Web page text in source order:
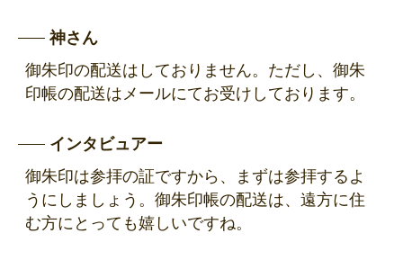
神さん
御朱印の配送はしておりません。ただし、御朱
印帳の配送はメールにてお受けしております。
インタビュアー
御朱印は参拝の証ですから、まずは参拝するよ
うにしましょう。御朱印帳の配送は、遠方に住
む方にとっても嬉しいですね。